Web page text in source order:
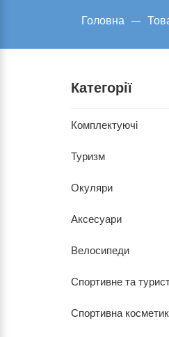
Головна
Категорії
Комплектуючі
Туризм
Окуляри
Аксесуари
Велосипеди
Спортивне та
Спортивна